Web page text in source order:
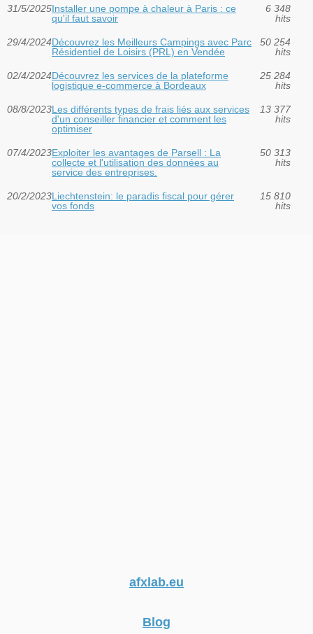
31/5/2025Installer une pompe à chaleur à Paris : ce
qu'il faut savoir
6 348
hits
29/4/2024Découvrez les Meilleurs Campings avec Parc
Résidentiel de Loisirs (PRL) en Vendée
50 254
hits
02/4/2024Découvrez les services de la plateforme
logistique e-commerce à Bordeaux
25 284
hits
08/8/2023Les différents types de frais liés aux services
d'un conseiller financier et comment les
optimiser
13 377
hits
07/4/2023Exploiter les avantages de Parsell : La
collecte et l'utilisation des données au
service des entreprises.
50 313
hits
20/2/2023Liechtenstein: le paradis fiscal pour gérer
vos fonds
15 810
hits
afxlab.eu
Blog